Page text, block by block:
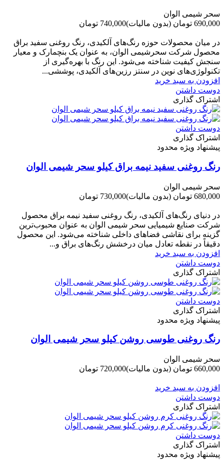
سحر شیمی الوان
690,000 تومان
(بدون مالیات)740,000 تومان
در میان محصولات حوزه رنگ‌های آلکیدی، رنگ روغنی سفید براق
محصول شرکت سحرشیمی الوان، به عنوان یک بنچمارک و معیار
سنجش کیفیت شناخته می‌شود. این رنگ با بهره‌گیری از
تکنولوژی‌های نوین در سنتز رزین‌های آلکیدی، پوششی...
افزودن به سبد خرید
دوست داشتن
اشتراک گذاری
دوست داشتن
اشتراک گذاری
پیشنهاد ویژه محدود
رنگ روغنی سفید نیمه براق کیلو سحر شیمی الوان
سحر شیمی الوان
680,000 تومان
(بدون مالیات)730,000 تومان
در دنیای رنگ‌های آلکیدی، رنگ روغنی سفید نیمه براق محصول
شرکت صنایع شیمیایی سحر شیمی الوان به عنوان محبوب‌ترین
گزینه برای نقاشی فضاهای داخلی شناخته می‌شود. این محصول
دقیقاً در نقطه تعادل میان درخشش رنگ‌های براق و...
افزودن به سبد خرید
دوست داشتن
اشتراک گذاری
دوست داشتن
اشتراک گذاری
پیشنهاد ویژه محدود
رنگ روغنی طوسی روشن کیلو سحر شیمی الوان
سحر شیمی الوان
660,000 تومان
(بدون مالیات)720,000 تومان
افزودن به سبد خرید
دوست داشتن
اشتراک گذاری
دوست داشتن
اشتراک گذاری
پیشنهاد ویژه محدود